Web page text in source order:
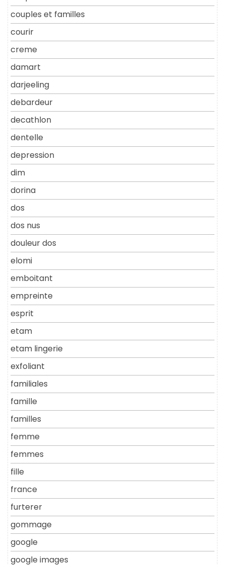
couples et familles
courir
creme
damart
darjeeling
debardeur
decathlon
dentelle
depression
dim
dorina
dos
dos nus
douleur dos
elomi
emboitant
empreinte
esprit
etam
etam lingerie
exfoliant
familiales
famille
familles
femme
femmes
fille
france
furterer
gommage
google
google images